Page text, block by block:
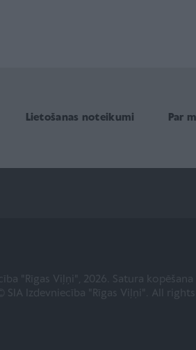
Lietošanas noteikumi Par
"Rīgas Viļņi", 2026. Satura
Izdevniecība "Rīgas Viļņi". All rights